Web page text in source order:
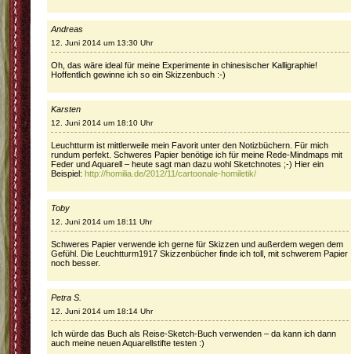
Andreas
12. Juni 2014 um 13:30 Uhr
Oh, das wäre ideal für meine Experimente in chinesischer Kalligraphie!
Hoffentlich gewinne ich so ein Skizzenbuch :-)
Karsten
12. Juni 2014 um 18:10 Uhr
Leuchtturm ist mittlerweile mein Favorit unter den Notizbüchern. Für mich
rundum perfekt. Schweres Papier benötige ich für meine Rede-Mindmaps mit
Feder und Aquarell – heute sagt man dazu wohl Sketchnotes ;-) Hier ein
Beispiel: http://homilia.de/2012/11/cartoonale-homiletik/
Toby
12. Juni 2014 um 18:11 Uhr
Schweres Papier verwende ich gerne für Skizzen und außerdem wegen dem
Gefühl. Die Leuchtturm1917 Skizzenbücher finde ich toll, mit schwerem Papier
noch besser.
Petra S.
12. Juni 2014 um 18:14 Uhr
Ich würde das Buch als Reise-Sketch-Buch verwenden – da kann ich dann
auch meine neuen Aquarellstifte testen :)